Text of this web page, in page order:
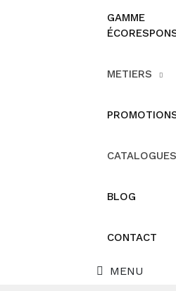
GAMME
METIERS
CATALOGUES
BLOG
CONTACT
MENU